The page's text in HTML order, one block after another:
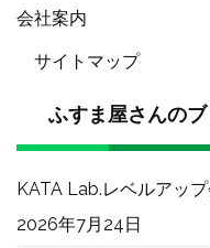
会社案内
サイトマップ
ふすま屋さんの
KATA Lab.レベルアッ
2026年7月24日